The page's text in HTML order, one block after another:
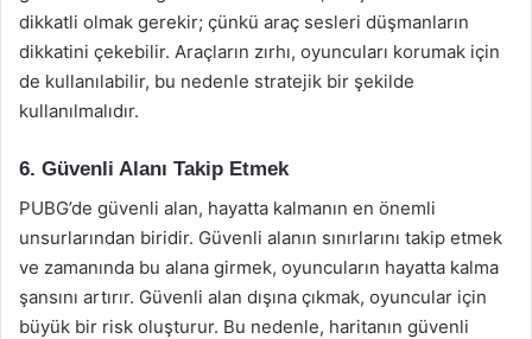
dikkatli olmak gerekir; çünkü araç sesleri düşmanların
dikkatini çekebilir. Araçların zırhı, oyuncuları korumak için
de kullanılabilir, bu nedenle stratejik bir şekilde
kullanılmalıdır.
6. Güvenli Alanı Takip Etmek
PUBG’de güvenli alan, hayatta kalmanın en önemli
unsurlarından biridir. Güvenli alanın sınırlarını takip etmek
ve zamanında bu alana girmek, oyuncuların hayatta kalma
şansını artırır. Güvenli alan dışına çıkmak, oyuncular için
büyük bir risk oluşturur. Bu nedenle, haritanın güvenli